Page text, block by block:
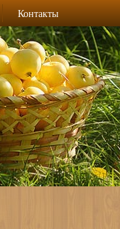
Контакты